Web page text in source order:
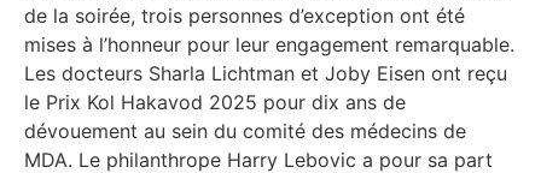
de la soirée, trois personnes d’exception ont été
mises à l’honneur pour leur engagement remarquable.
Les docteurs Sharla Lichtman et Joby Eisen ont reçu
le Prix Kol Hakavod 2025 pour dix ans de
dévouement au sein du comité des médecins de
MDA. Le philanthrope Harry Lebovic a pour sa part